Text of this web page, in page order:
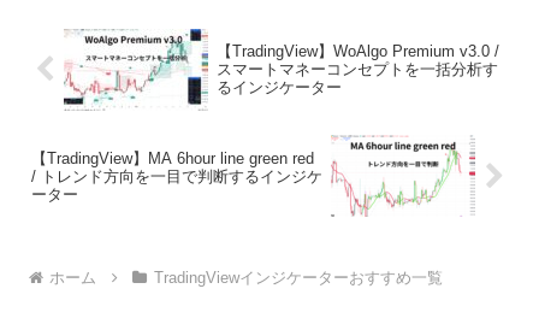
【TradingView】WoAlgo Premium v3.0 /
スマートマネーコンセプトを一括分析す
るインジケーター
【TradingView】MA 6hour line green red
/ トレンド方向を一目で判断するインジケ
ーター
ホーム TradingViewインジケーターおすすめ一覧